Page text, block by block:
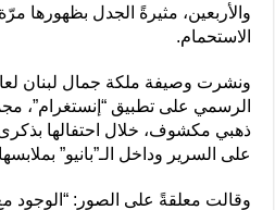
والأربعين، مثيرةً الجدل بظهورها
الاستحمام.
الرسمي على تطبيق “إنستغرام”،
ذهبي مكشوف، خلال احتفالها
على السرير وداخل الـ”بانيو”
وقالت معلقةً على الصور: “الوجود